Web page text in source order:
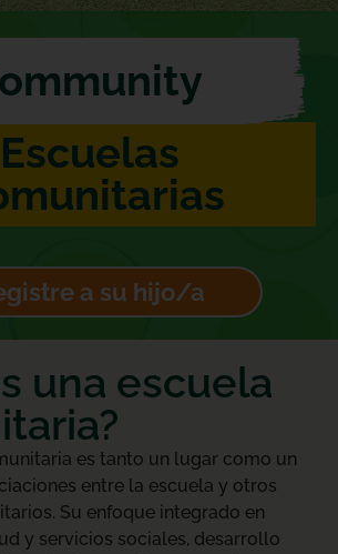
Escuelas
a su hijo/a
una escuela
es tanto un lugar como un
entre la escuela y otros
Su enfoque integrado en
y servicios sociales, desarrollo